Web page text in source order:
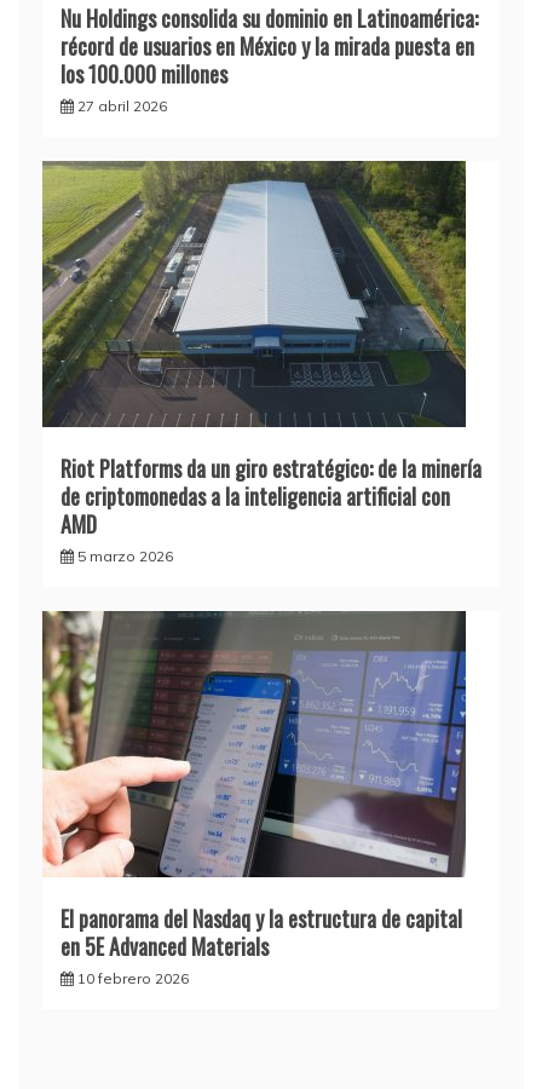
Nu Holdings consolida su dominio en Latinoamérica:
récord de usuarios en México y la mirada puesta en
los 100.000 millones
27 abril 2026
Riot Platforms da un giro estratégico: de la minería
de criptomonedas a la inteligencia artificial con
AMD
5 marzo 2026
El panorama del Nasdaq y la estructura de capital
en 5E Advanced Materials
10 febrero 2026